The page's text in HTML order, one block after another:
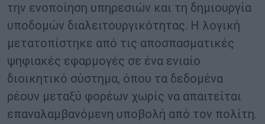
την ενοποίηση υπηρεσιών και τη δημιουργία
υποδομών διαλειτουργικότητας. Η λογική
μετατοπίστηκε από τις αποσπασματικές
ψηφιακές εφαρμογές σε ένα ενιαίο
διοικητικό σύστημα, όπου τα δεδομένα
ρέουν μεταξύ φορέων χωρίς να απαιτείται
επαναλαμβανόμενη υποβολή από τον πολίτη.